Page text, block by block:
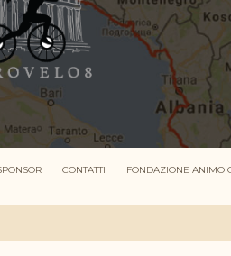
CONTATTI FONDAZIONE ANIMO